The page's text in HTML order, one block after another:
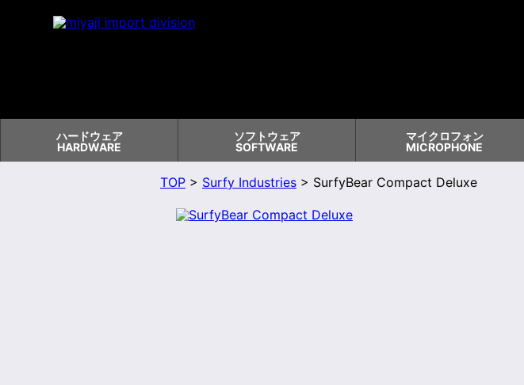
ハードウェア
HARDWARE
ソフトウェア
SOFTWARE
マイクロフォン
MICROPHONE
TOP> Surfy Industries> SurfyBear Compact Deluxe